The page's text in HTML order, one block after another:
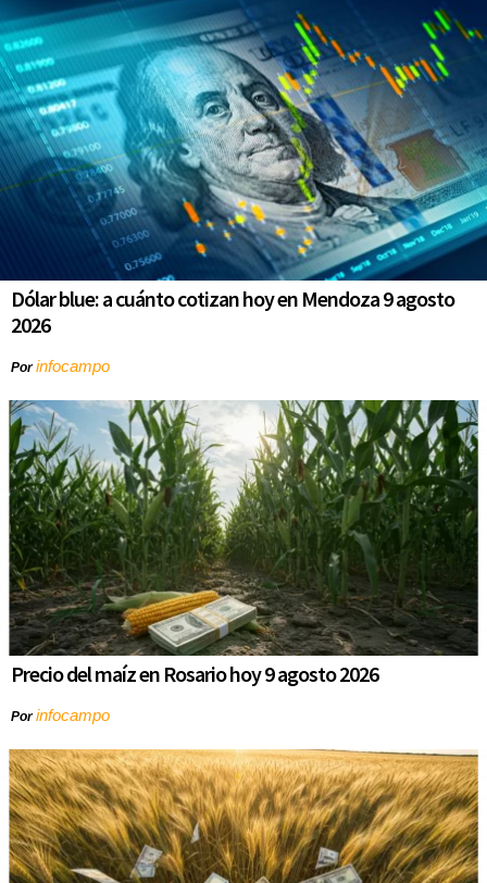
Dólar blue: a cuánto cotizan hoy en Mendoza 9 agosto
2026
Porinfocampo
Precio del maíz en Rosario hoy 9 agosto 2026
Porinfocampo